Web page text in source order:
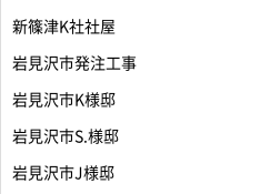
新篠津K社社屋
岩見沢市発注工事
岩見沢市K様邸
岩見沢市S.様邸
岩見沢市J様邸